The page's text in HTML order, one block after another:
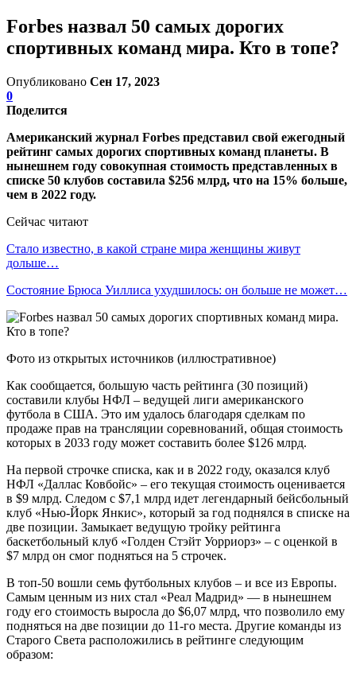
Forbes назвал 50 самых дорогих
спортивных команд мира. Кто в топе?
Опубликовано Сен 17, 2023
0
Поделится
Американский журнал Forbes представил свой ежегодный
рейтинг самых дорогих спортивных команд планеты. В
нынешнем году совокупная стоимость представленных в
списке 50 клубов составила $256 млрд, что на 15% больше,
чем в 2022 году.
Сейчас читают
Стало известно, в какой стране мира женщины живут
дольше…
Состояние Брюса Уиллиса ухудшилось: он больше не может…
Фото из открытых источников (иллюстративное)
Как сообщается, большую часть рейтинга (30 позиций)
составили клубы НФЛ – ведущей лиги американского
футбола в США. Это им удалось благодаря сделкам по
продаже прав на трансляции соревнований, общая стоимость
которых в 2033 году может составить более $126 млрд.
На первой строчке списка, как и в 2022 году, оказался клуб
НФЛ «Даллас Ковбойс» – его текущая стоимость оценивается
в $9 млрд. Следом с $7,1 млрд идет легендарный бейсбольный
клуб «Нью-Йорк Янкис», который за год поднялся в списке на
две позиции. Замыкает ведущую тройку рейтинга
баскетбольный клуб «Голден Стэйт Уорриорз» – с оценкой в
$7 млрд он смог подняться на 5 строчек.
В топ-50 вошли семь футбольных клубов – и все из Европы.
Самым ценным из них стал «Реал Мадрид» — в нынешнем
году его стоимость выросла до $6,07 млрд, что позволило ему
подняться на две позиции до 11-го места. Другие команды из
Старого Света расположились в рейтинге следующим
образом: